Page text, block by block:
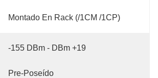
Montado En Rack (/1CM /1CP)
-155 DBm - DBm +19
Pre-Poseído